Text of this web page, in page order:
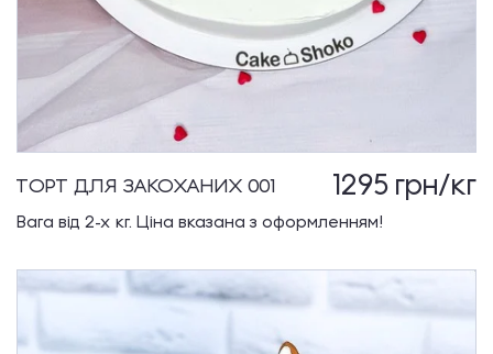
ТОРТ ДЛЯ ЗАКОХАНИХ 001 1295 грн/кг
Вага від 2-х кг. Ціна вказана з оформленням!